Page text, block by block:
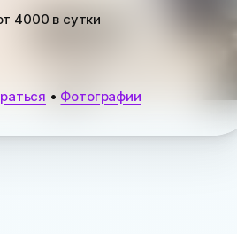
4000 в сутки
• Фотографии